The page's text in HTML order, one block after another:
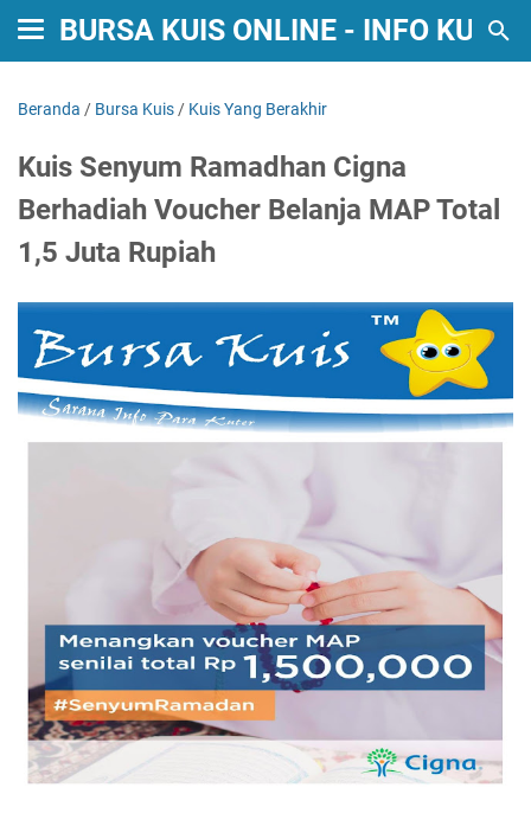
BURSA KUIS ONLINE - INFO KUIS
Beranda / Bursa Kuis / Kuis Yang Berakhir
Kuis Senyum Ramadhan Cigna
Berhadiah Voucher Belanja MAP Total
1,5 Juta Rupiah